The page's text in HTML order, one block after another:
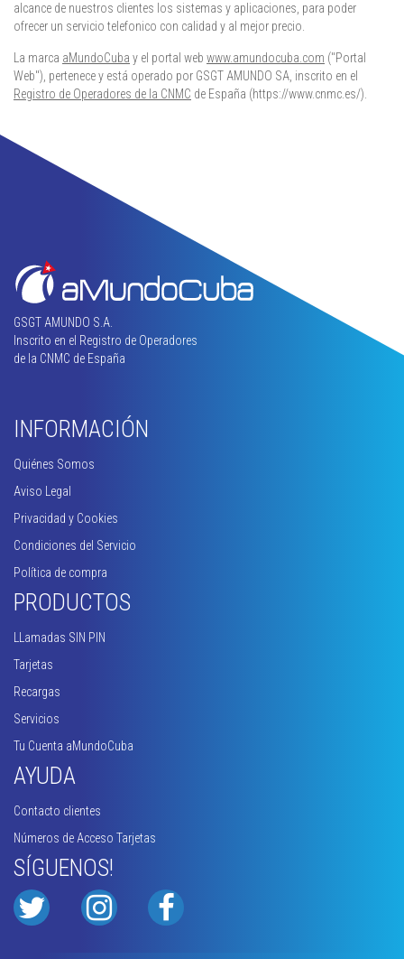
alcance de nuestros clientes los sistemas y aplicaciones, para poder
ofrecer un servicio telefonico con calidad y al mejor precio.
La marca aMundoCuba y el portal web www.amundocuba.com ("Portal
Web"), pertenece y está operado por GSGT AMUNDO SA, inscrito en el
Registro de Operadores de la CNMC de España (https://www.cnmc.es/)
GSGT AMUNDO S.A.
Inscrito en el Registro de Operadores
de la CNMC de España
INFORMACIÓN
Quiénes Somos
Aviso Legal
Privacidad y Cookies
Condiciones del Servicio
Política de compra
PRODUCTOS
LLamadas SIN PIN
Tarjetas
Recargas
Servicios
Tu Cuenta aMundoCuba
AYUDA
Contacto clientes
Números de Acceso Tarjetas
SÍGUENOS!